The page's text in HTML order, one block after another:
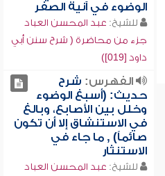
الوضوء في آنية الصفر
للشيخ: عبد المحسن العباد
جزء من محاضرة ( شرح سنن أبي
داود [019])
الفهرس: شرح
حديث: (أسبغ الوضوء
وخلل بين الأصابع، وبالغ
في الاستنشاق إلا أن تكون
صائماً) , ما جاء في
الاستنثار
للشيخ: عبد المحسن العباد